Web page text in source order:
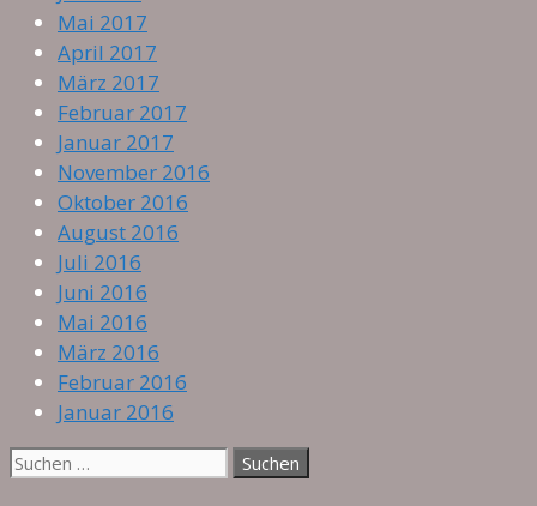
Mai 2017
April 2017
März 2017
Februar 2017
Januar 2017
November 2016
Oktober 2016
August 2016
Juli 2016
Juni 2016
Mai 2016
März 2016
Februar 2016
Januar 2016
Suche